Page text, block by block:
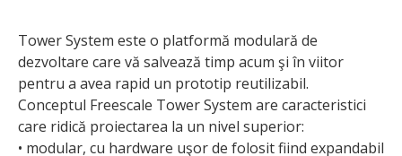
Tower System este o platformă modulară de
dezvoltare care vă salvează timp acum şi în viitor
pentru a avea rapid un prototip reutilizabil.
Conceptul Freescale Tower System are caracteristici
care ridică proiectarea la un nivel superior:
• modular, cu hardware uşor de folosit fiind expandabil